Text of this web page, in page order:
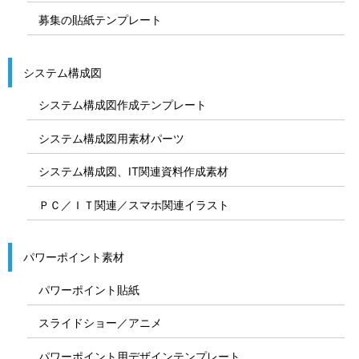
募集の貼紙テンプレート
システム構成図
システム構成図作成テンプレート
システム構成図用素材パーツ
システム構成図、IT関連資料作成素材
ＰＣ／ＩＴ関連／スマホ関連イラスト
パワーポイント素材
パワーポイント貼紙
スライドショー／アニメ
パワーポイント用デザインテンプレート